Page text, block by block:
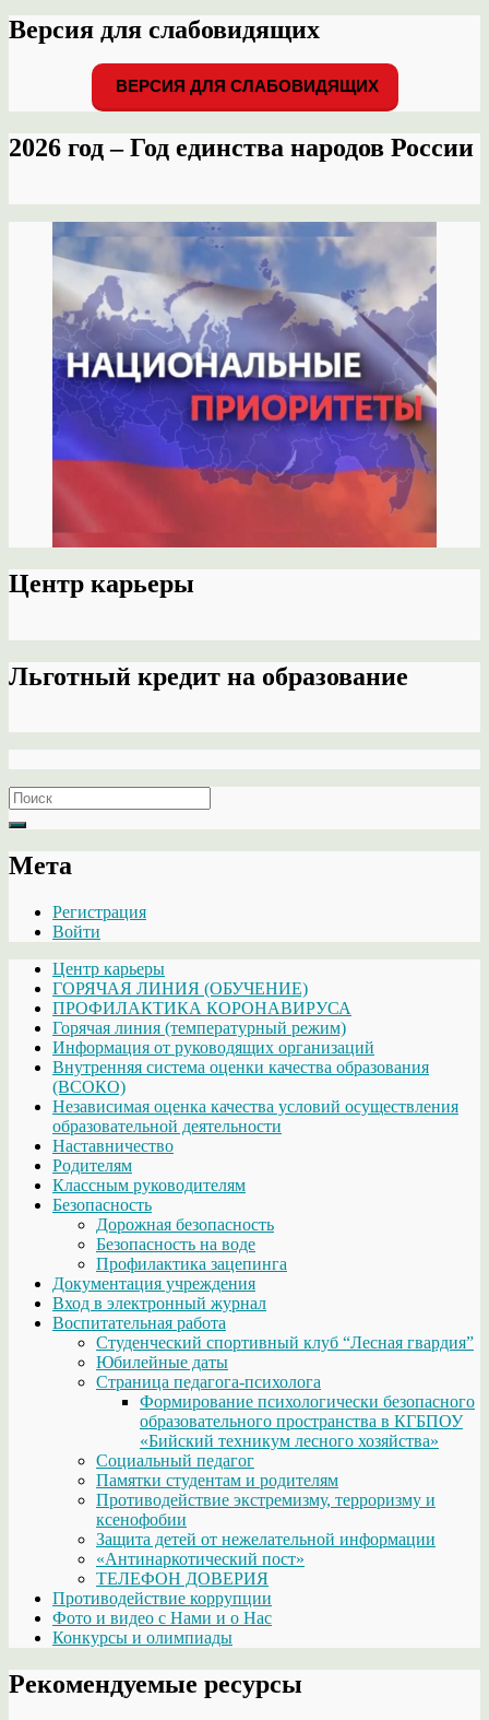
Версия для слабовидящих
ВЕРСИЯ ДЛЯ СЛАБОВИДЯЩИХ
2026 год – Год единства народов России
Центр карьеры
Льготный кредит на образование
Search
for:
Мета
Регистрация
Войти
Центр карьеры
ГОРЯЧАЯ ЛИНИЯ (ОБУЧЕНИЕ)
ПРОФИЛАКТИКА КОРОНАВИРУСА
Горячая линия (температурный режим)
Информация от руководящих организаций
Внутренняя система оценки качества образования
(ВСОКО)
Независимая оценка качества условий осуществления
образовательной деятельности
Наставничество
Родителям
Классным руководителям
Безопасность
Дорожная безопасность
Безопасность на воде
Профилактика зацепинга
Документация учреждения
Вход в электронный журнал
Воспитательная работа
Студенческий спортивный клуб “Лесная гвардия”
Юбилейные даты
Страница педагога-психолога
Формирование психологически безопасного
образовательного пространства в КГБПОУ
«Бийский техникум лесного хозяйства»
Социальный педагог
Памятки студентам и родителям
Противодействие экстремизму, терроризму и
ксенофобии
Защита детей от нежелательной информации
«Антинаркотический пост»
ТЕЛЕФОН ДОВЕРИЯ
Противодействие коррупции
Фото и видео с Нами и о Нас
Конкурсы и олимпиады
Рекомендуемые ресурсы